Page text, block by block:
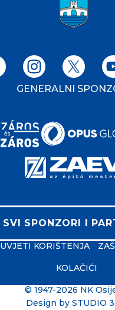
GENERALNI
SVI SPONZORI I
UVJETI KORIŠTENJA
KOLAČIĆI
© 1947-2026 NK
Design by STUDIO